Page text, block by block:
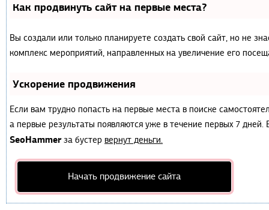
Как продвинуть сайт на первые места?
Вы создали или только планируете создать свой сайт, но не
комплекс мероприятий, направленных на увеличение его
Ускорение продвижения
Если вам трудно попасть на первые места в поиске
а первые результаты появляются уже в течение первых 7
SeoHammerза бустер вернут деньги.
Начать продвижение сайта